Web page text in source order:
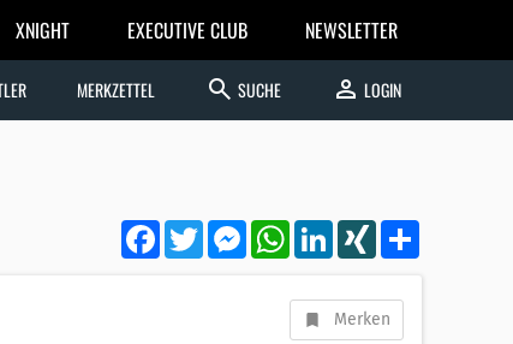
XNIGHT EXECUTIVE CLUB NEWSLETTER
MERKZETTEL search SUCHE person LOGIN
FacebookTwitterMessengerWhatsApp
LinkedInXING
Merken